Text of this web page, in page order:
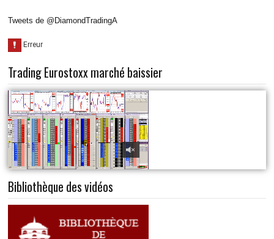
Tweets de @DiamondTradingA
Trading Eurostoxx marché baissier
Bibliothèque des vidéos